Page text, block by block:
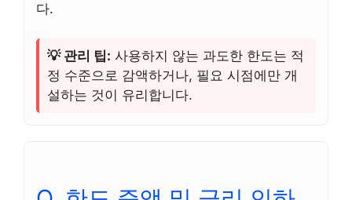
다.
💡 관리 팁: 사용하지 않는 과도한 한도는 적
정 수준으로 감액하거나, 필요 시점에만 개
설하는 것이 유리합니다.